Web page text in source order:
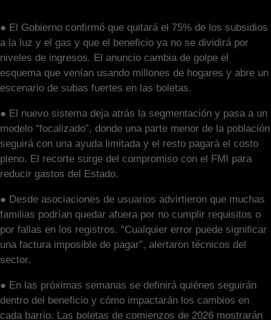
● El Gobierno confirmó que quitará el 75% de los subsidios
a la luz y el gas y que el beneficio ya no se dividirá por
niveles de ingresos. El anuncio cambia de golpe el
esquema que venían usando millones de hogares y abre un
escenario de subas fuertes en las boletas.
● El nuevo sistema deja atrás la segmentación y pasa a un
modelo “focalizado”, donde una parte menor de la población
seguirá con una ayuda limitada y el resto pagará el costo
pleno. El recorte surge del compromiso con el FMI para
reducir gastos del Estado.
● Desde asociaciones de usuarios advirtieron que muchas
familias podrían quedar afuera por no cumplir requisitos o
por fallas en los registros. “Cualquier error puede significar
una factura imposible de pagar”, alertaron técnicos del
sector.
● En las próximas semanas se definirá quiénes seguirán
dentro del beneficio y cómo impactarán los cambios en
cada barrio. Las boletas de comienzos de 2026 mostrarán